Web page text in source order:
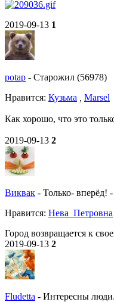
2019-09-13 1
potap - Старожил (56978)
Нравитcя: Кузьма Marsel
Как хорошо, что это
2019-09-13 2
Виквак - Только- вперёд! -
Нравитcя: Нева_Петровна
Город возвращается к
2019-09-13 2
Fludetta - Интересны